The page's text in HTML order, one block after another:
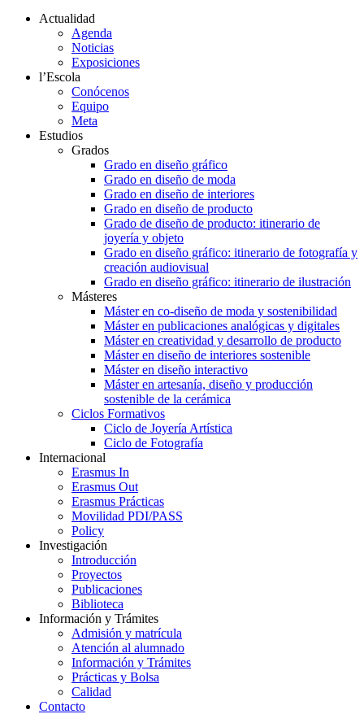
Actualidad
Agenda
Noticias
Exposiciones
l’Escola
Conócenos
Equipo
Meta
Estudios
Grados
Grado en diseño gráfico
Grado en diseño de moda
Grado en diseño de interiores
Grado en diseño de producto
Grado de diseño de producto: itinerario de
joyería y objeto
Grado en diseño gráfico: itinerario de fotografía y
creación audiovisual
Grado en diseño gráfico: itinerario de ilustración
Másteres
Máster en co-diseño de moda y sostenibilidad
Máster en publicaciones analógicas y digitales
Máster en creatividad y desarrollo de producto
Máster en diseño de interiores sostenible
Máster en diseño interactivo
Máster en artesanía, diseño y producción
sostenible de la cerámica
Ciclos Formativos
Ciclo de Joyería Artística
Ciclo de Fotografía
Internacional
Erasmus In
Erasmus Out
Erasmus Prácticas
Movilidad PDI/PASS
Policy
Investigación
Introducción
Proyectos
Publicaciones
Biblioteca
Información y Trámites
Admisión y matrícula
Atención al alumnado
Información y Trámites
Prácticas y Bolsa
Calidad
Contacto